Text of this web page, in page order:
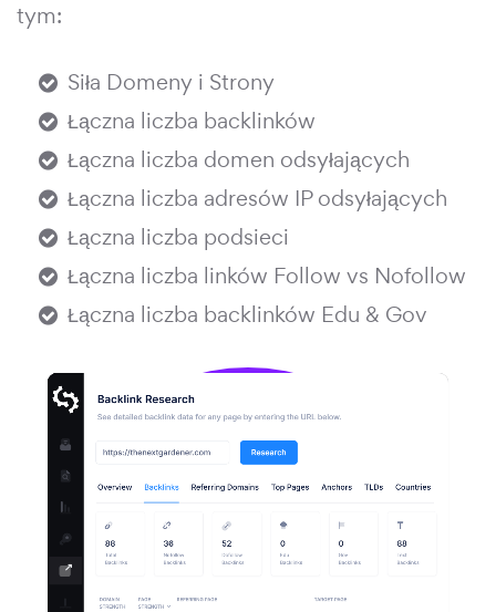
tym:
Siła Domeny i Strony
Łączna liczba backlinków
Łączna liczba domen odsyłających
Łączna liczba adresów IP odsyłających
Łączna liczba podsieci
Łączna liczba linków Follow vs Nofollow
Łączna liczba backlinków Edu & Gov